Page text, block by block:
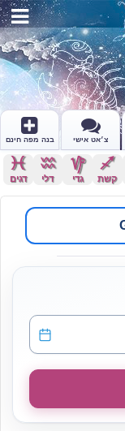
צ׳אט אישי בנה מפה חינם
l
קשת
z
גדי
x
דלי
c
דגים